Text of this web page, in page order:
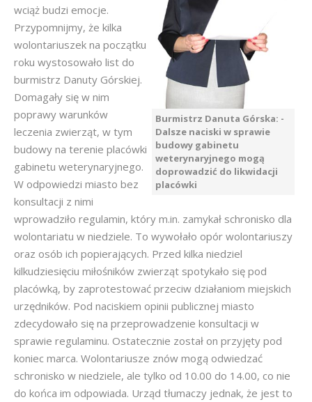
Burmistrz Danuta Górska: -
Dalsze naciski w sprawie
budowy gabinetu
weterynaryjnego mogą
doprowadzić do likwidacji
placówki
wciąż budzi emocje.
Przypomnijmy, że kilka
wolontariuszek na początku
roku wystosowało list do
burmistrz Danuty Górskiej.
Domagały się w nim
poprawy warunków
leczenia zwierząt, w tym
budowy na terenie placówki
gabinetu weterynaryjnego.
W odpowiedzi miasto bez
konsultacji z nimi
wprowadziło regulamin, który m.in. zamykał schronisko dla
wolontariatu w niedziele. To wywołało opór wolontariuszy
oraz osób ich popierających. Przed kilka niedziel
kilkudziesięciu miłośników zwierząt spotykało się pod
placówką, by zaprotestować przeciw działaniom miejskich
urzędników. Pod naciskiem opinii publicznej miasto
zdecydowało się na przeprowadzenie konsultacji w
sprawie regulaminu. Ostatecznie został on przyjęty pod
koniec marca. Wolontariusze znów mogą odwiedzać
schronisko w niedziele, ale tylko od 10.00 do 14.00, co nie
do końca im odpowiada. Urząd tłumaczy jednak, że jest to